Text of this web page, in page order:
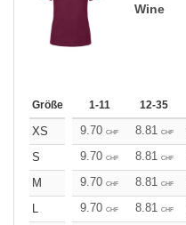
Wine
Größe 1-11 12-35
XS 9.70 CHF 8.81 CHF
S
9.70 CHF 8.81 CHF
M
9.70 CHF 8.81 CHF
L
9.70 CHF 8.81 CHF